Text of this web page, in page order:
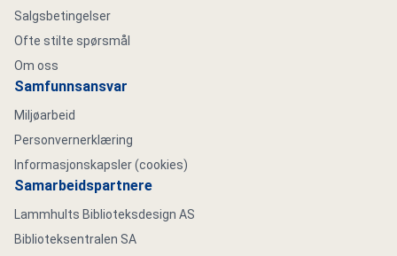
Salgsbetingelser
Ofte stilte spørsmål
Om oss
Samfunnsansvar
Miljøarbeid
Personvernerklæring
Informasjonskapsler (cookies)
Samarbeidspartnere
Lammhults Biblioteksdesign AS
Biblioteksentralen SA